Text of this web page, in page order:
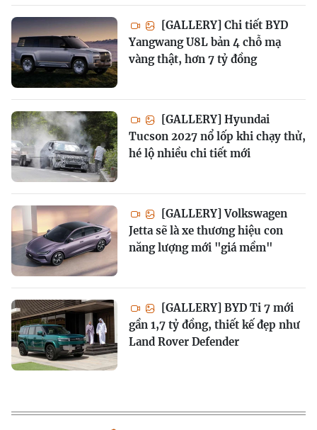
[GALLERY] Chi tiết BYD
Yangwang U8L bản 4 chỗ mạ
vàng thật, hơn 7 tỷ đồng
[GALLERY] Hyundai
Tucson 2027 nổ lốp khi chạy thử,
hé lộ nhiều chi tiết mới
[GALLERY] Volkswagen
Jetta sẽ là xe thương hiệu con
năng lượng mới "giá mềm"
[GALLERY] BYD Ti 7 mới
gần 1,7 tỷ đồng, thiết kế đẹp như
Land Rover Defender